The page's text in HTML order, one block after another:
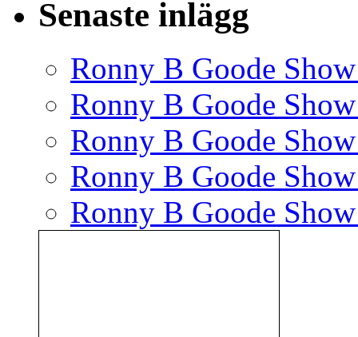
Senaste inlägg
Ronny B Goode
Ronny B Goode
Ronny B Goode
Ronny B Goode
Ronny B Goode